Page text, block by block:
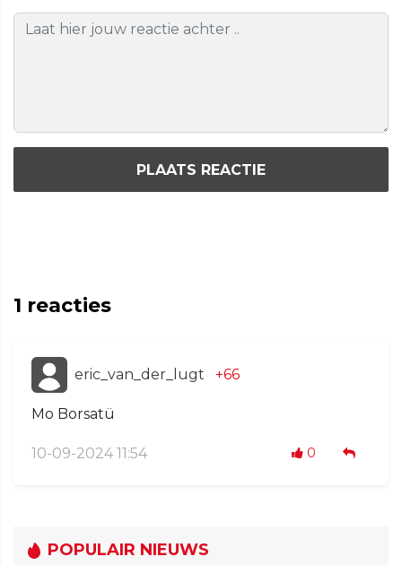
PLAATS REACTIE
1 reacties
eric_van_der_lugt +66
Mo Borsatü
10-09-2024 11:54 0
POPULAIR NIEUWS